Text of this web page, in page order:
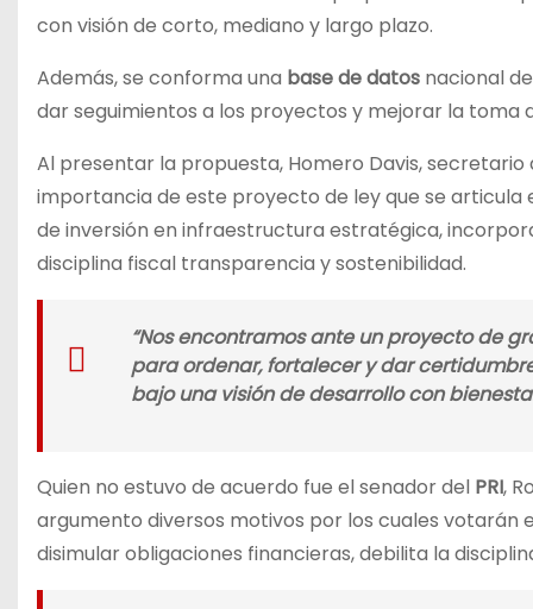
con visión de corto, mediano y largo plazo.
Además, se conforma una base de datos nacional
dar seguimientos a los proyectos y mejorar la toma
Al presentar la propuesta, Homero Davis, secretario
importancia de este proyecto de ley que se articula
de inversión en infraestructura estratégica,
disciplina fiscal transparencia y sostenibilidad.
“Nos encontramos ante un proyecto de
para ordenar, fortalecer y dar
bajo una visión de desarrollo con
Quien no estuvo de acuerdo fue el senador del PRI,
argumento diversos motivos por los cuales votarán
disimular obligaciones financieras, debilita la